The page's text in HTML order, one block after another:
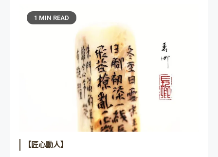
1 MIN READ
【匠心動人】